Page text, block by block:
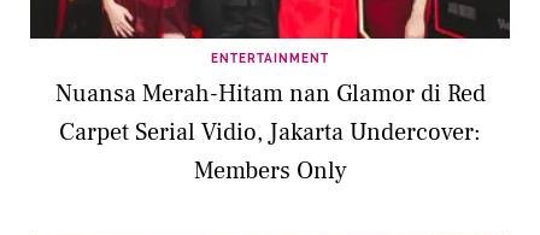
ENTERTAINMENT
Nuansa Merah-Hitam nan Glamor di Red
Carpet Serial Vidio, Jakarta Undercover:
Members Only